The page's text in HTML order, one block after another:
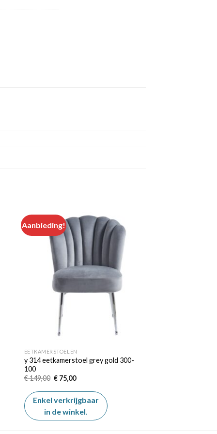
Aanbieding!
EETKAMERSTOELEN
y 314 eetkamerstoel grey gold 300-
100
€149,00 Oorspronkelijke
was:
€ 149,00.
€75,00Huidige
is:
€ 75,00.
Enkel verkrijgbaar
in de winkel.